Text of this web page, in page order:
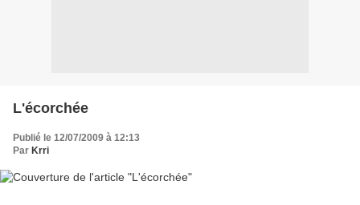
L'écorchée
Publié le 12/07/2009 à 12:13
Par Krri